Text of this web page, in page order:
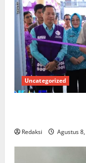
Uncategorized
Redaksi Agustus